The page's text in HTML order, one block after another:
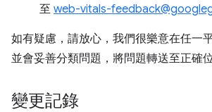
至 web-vitals-
如有疑慮，請放心，我們很樂意在任一
並會妥善分類問題，將問題轉送至正確位
變更記錄